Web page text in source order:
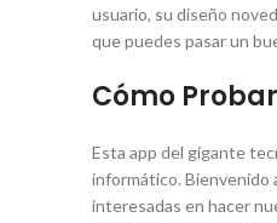
usuario, su diseño
que puedes pasar un
Cómo
Esta app del gigante
informático. Bienvenido
interesadas en hacer